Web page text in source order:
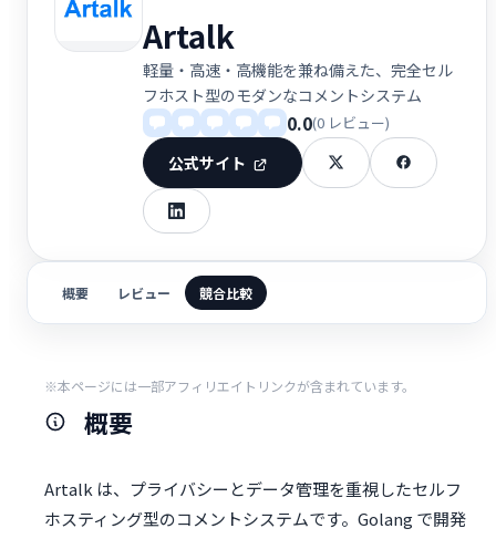
Artalk
軽量・高速・高機能を兼ね備えた、完全セル
フホスト型のモダンなコメントシステム
0.0(0 レビュー)
公式サイト
概要 レビュー 競合比較
※本ページには一部アフィリエイトリンクが含まれています。
概要
Artalk は、プライバシーとデータ管理を重視したセルフ
ホスティング型のコメントシステムです。Golang で開発